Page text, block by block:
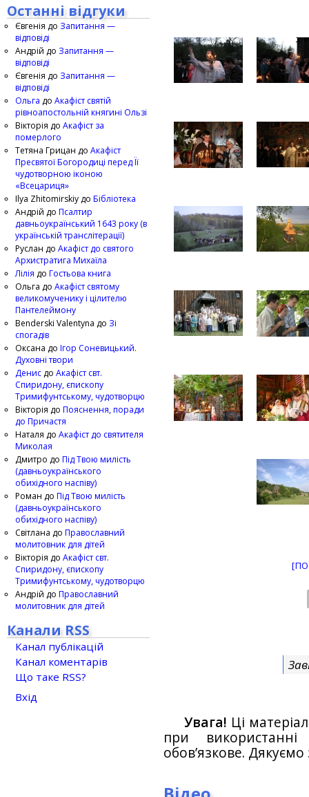
Увага! Ці
при
обов’язкове.
Останні відгуки
Євгенія до Запитання —
відповіді
Андрій до Запитання —
відповіді
Євгенія до Запитання —
відповіді
Ольга до Акафіст святій
рівноапостольній княгині Ользі
Вікторія до Акафіст за
померлого
Тетяна Грицан до Акафіст
Пресвятої Богородиці перед Її
чудотворною іконою
«Всецариця»
Ilya Zhitomirskiy до Бібліотека
Андрій до Псалтир
давньоукраїнський 1643 року (в
українській транслітерації)
Руслан до Акафіст до святого
Архистратига Михаїла
Лілія до Гостьова книга
Ольга до Акафіст святому
великомученику і цілителю
Пантелеймону
Benderski Valentyna до Зі
спогадів
Оксана до Ігор Соневицький.
Духовні твори
Денис до Акафіст свт.
Спиридону, єпископу
Тримифунтському, чудотворцю
Вікторія до Пояснення, поради
до Причастя
Наталя до Акафіст до святителя
Миколая
Дмитро до Під Твою милість
(давньоукраїнського
обихідного наспіву)
Роман до Під Твою милість
(давньоукраїнського
обихідного наспіву)
Світлана до Православний
молитовник для дітей
Вікторія до Акафіст свт.
Спиридону, єпископу
Тримифунтському, чудотворцю
Андрій до Православний
молитовник для дітей
Канали RSS
Канал публікацій
Канал коментарів
Що таке RSS?
Вхід